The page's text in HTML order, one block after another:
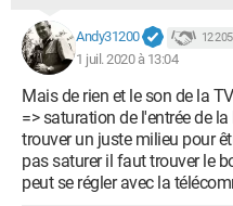
Andy31200 12 205
1 juil. 2020 à 13:04
Mais de rien et le son de la
=> saturation de l'entrée de
trouver un juste milieu pour
pas saturer il faut trouver le
peut se régler avec la